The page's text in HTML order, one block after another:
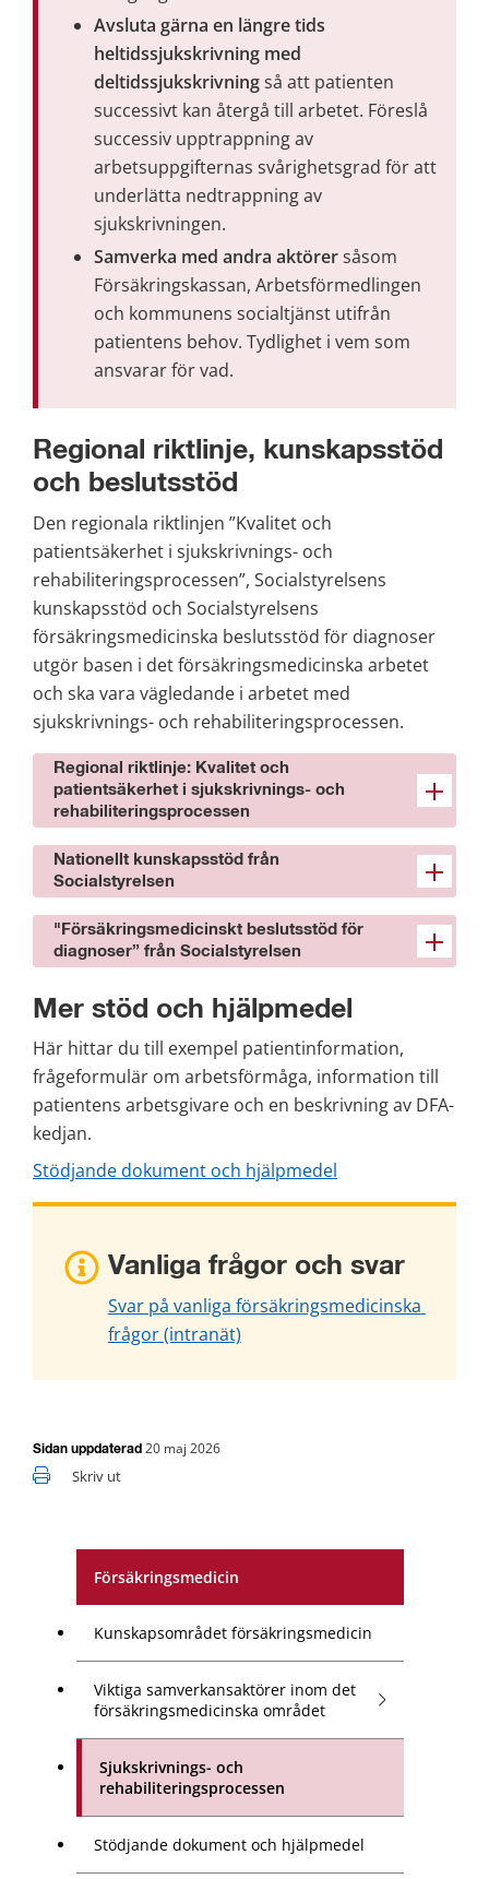
Försäkringsmedicin
Kunskapsområdet försäkringsmedicin
Viktiga samverkansaktörer inom det
försäkringsmedicinska området
Sjukskrivnings- och
rehabiliteringsprocessen
Stödjande dokument och hjälpmedel
Avsluta gärna en längre tids
heltidssjukskrivning med
deltidssjukskrivning så att patienten
successivt kan återgå till arbetet. Föreslå
successiv upptrappning av
arbetsuppgifternas svårighetsgrad för att
underlätta nedtrappning av
sjukskrivningen.
Samverka med andra aktörer såsom
Försäkringskassan, Arbetsförmedlingen
och kommunens socialtjänst utifrån
patientens behov. Tydlighet i vem som
ansvarar för vad.
Regional riktlinje, kunskapsstöd
och beslutsstöd
Den regionala riktlinjen ”Kvalitet och
patientsäkerhet i sjukskrivnings- och
rehabiliteringsprocessen”, Socialstyrelsens
kunskapsstöd och Socialstyrelsens
försäkringsmedicinska beslutsstöd för diagnoser
utgör basen i det försäkringsmedicinska arbetet
och ska vara vägledande i arbetet med
sjukskrivnings- och rehabiliteringsprocessen.
Regional riktlinje: Kvalitet och
patientsäkerhet i sjukskrivnings- och
rehabiliteringsprocessen
Nationellt kunskapsstöd från
Socialstyrelsen
"Försäkringsmedicinskt beslutsstöd för
diagnoser” från Socialstyrelsen
Mer stöd och hjälpmedel
Här hittar du till exempel patientinformation,
frågeformulär om arbetsförmåga, information till
patientens arbetsgivare och en beskrivning av DFA-
kedjan.
Stödjande dokument och hjälpmedel
Vanliga frågor och svar
Svar på vanliga försäkringsmedicinska
frågor (intranät)
Sidan uppdaterad 20 maj 2026
Skriv ut